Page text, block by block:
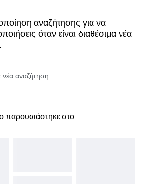
αναζήτησης για να
όταν είναι διαθέσιμα νέα
παρουσιάστηκε στο